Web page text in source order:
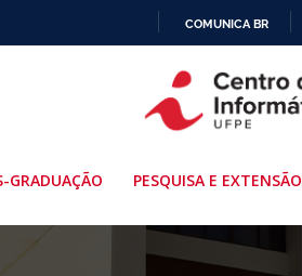
PARA
O
COMUNICA BR
GRADUAÇÃO PESQUISA E EXTENSÃO